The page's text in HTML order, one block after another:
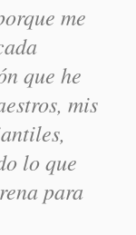
me
que he
mis
lo que
para